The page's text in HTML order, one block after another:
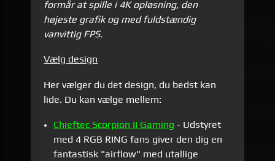
formår at spille i 4K opløsning, den
højeste grafik og med fuldstændig
vanvittig FPS.
Vælg design
Her vælger du det design, du bedst kan
lide. Du kan vælge mellem:
Chieftec Scorpion II Gaming - Udstyret
med 4 RGB RING fans giver den dig en
fantastisk "airflow" med utallige